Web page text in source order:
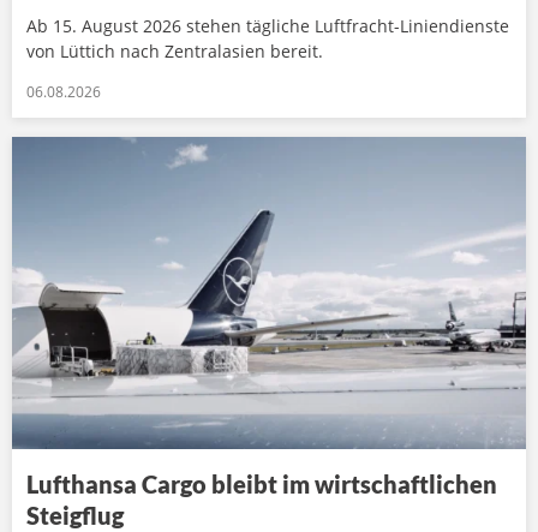
Ab 15. August 2026 stehen tägliche Luftfracht-Liniendienste
von Lüttich nach Zentralasien bereit.
06.08.2026
Lufthansa Cargo bleibt im wirtschaftlichen
Steigflug